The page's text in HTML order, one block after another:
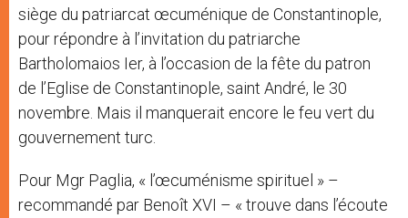
siège du patriarcat œcuménique de Constantinople,
pour répondre à l’invitation du patriarche
Bartholomaios Ier, à l’occasion de la fête du patron
de l’Eglise de Constantinople, saint André, le 30
novembre. Mais il manquerait encore le feu vert du
gouvernement turc.
Pour Mgr Paglia, « l’œcuménisme spirituel » –
recommandé par Benoît XVI – « trouve dans l’écoute